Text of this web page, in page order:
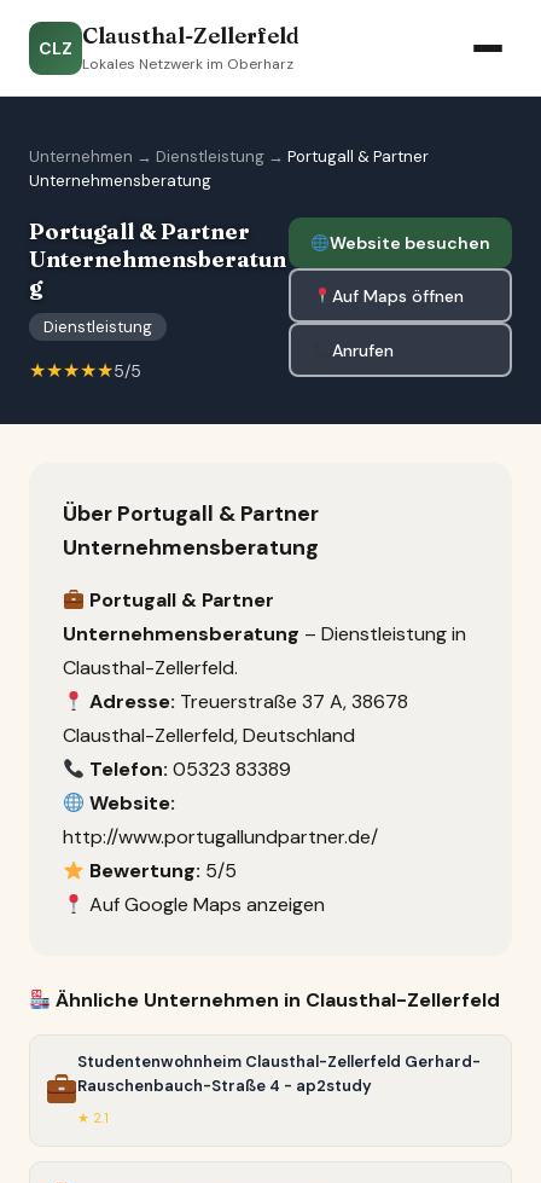
CLZ Clausthal-Zellerfeld
Lokales Netzwerk im Oberharz
Unternehmen → Dienstleistung → Portugall & Partner
Unternehmensberatung
Portugall & Partner
Unternehmensberatun
g
Dienstleistung
★★★★★5/5
Website besuchen
Auf Maps öffnen
Anrufen
Über Portugall & Partner
Unternehmensberatung
Portugall & Partner
Unternehmensberatung – Dienstleistung in
Clausthal-Zellerfeld.
Adresse: Treuerstraße 37 A, 38678
Clausthal-Zellerfeld, Deutschland
Telefon: 05323 83389
Website:
http://www.portugallundpartner.de/
Bewertung: 5/5
Auf Google Maps anzeigen
Ähnliche Unternehmen in Clausthal-Zellerfeld
Studentenwohnheim Clausthal-Zellerfeld Gerhard-
Rauschenbauch-Straße 4 - ap2study
★ 2.1